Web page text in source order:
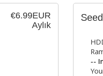
€6.99EUR
Aylık
--